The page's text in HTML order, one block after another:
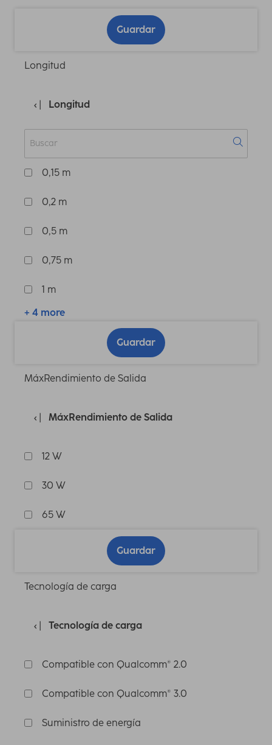
Guardar
Longitud
Longitud
0,15 m
0,2 m
0,5 m
0,75 m
1 m
+ 4 more
Guardar
MáxRendimiento de Salida
MáxRendimiento de Salida
12 W
30 W
65 W
Guardar
Tecnología de carga
Tecnología de carga
Compatible con Qualcomm® 2.0
Compatible con Qualcomm® 3.0
Suministro de energía